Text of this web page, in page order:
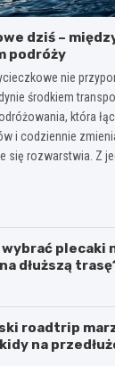
dziś –
podróży
nie
środkiem
która
i codziennie
się rozwarstwia. Z
plecaki
dłuższą
roadtrip
na